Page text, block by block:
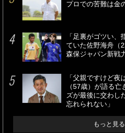
プロでの苦難は金
「足裏がゴツい、
ていた佐野海舟（
森保ジャパン新戦
「父親ですけど夜
（57歳）が語る
ズが最後に交わし
忘れられない」
もっと見る